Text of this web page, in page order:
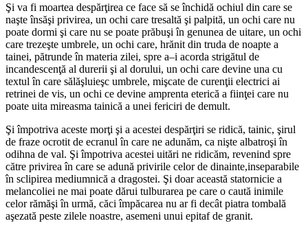
Şi va fi moartea despărţirea ce face să se închidă ochiul din care se
naşte însăşi privirea, un ochi care tresaltă şi palpită, un ochi care nu
poate dormi şi care nu se poate prăbuşi în genunea de uitare, un ochi
care trezeşte umbrele, un ochi care, hrănit din truda de noapte a
tainei, pătrunde în materia zilei, spre a–i acorda strigătul de
incandescenţă al durerii şi al dorului, un ochi care devine una cu
textul în care sălăşluieşc umbrele, mişcate de curenţii electrici ai
retrinei de vis, un ochi ce devine amprenta eterică a fiinţei care nu
poate uita mireasma tainică a unei fericiri de demult.
Şi împotriva aceste morţi şi a acestei despărţiri se ridică, tainic, şirul
de fraze ocrotit de ecranul în care ne adunăm, ca nişte albatroşi în
odihna de val. Şi împotriva acestei uitări ne ridicăm, revenind spre
către privirea în care se adună privirile celor de dinainte,inseparabile
în sclipirea mediumnică a dragostei. Şi doar această statornicie a
melancoliei ne mai poate dărui tulburarea pe care o caută inimile
celor rămăşi în urmă, căci împăcarea nu ar fi decât piatra tombală
aşezată peste zilele noastre, asemeni unui epitaf de granit.